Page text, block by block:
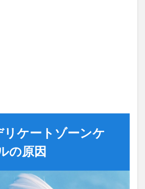
リケートゾーンケ
の原因